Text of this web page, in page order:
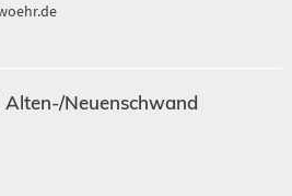
Neuenschwand